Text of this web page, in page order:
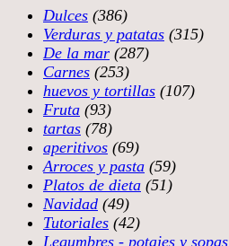
Dulces (386)
Verduras y patatas (315)
De la mar (287)
Carnes (253)
huevos y tortillas (107)
Fruta (93)
tartas (78)
aperitivos (69)
Arroces y pasta (59)
Platos de dieta (51)
Navidad (49)
Tutoriales (42)
Legumbres - potajes y sopas